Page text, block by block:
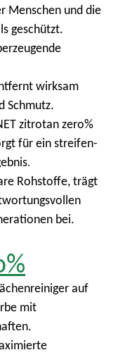
Menschen und die
geschützt.
wirksam
Schmutz.
zitrotan zero%
für ein streifen-
.
Rohstoffe, trägt
bei.
auf
mit